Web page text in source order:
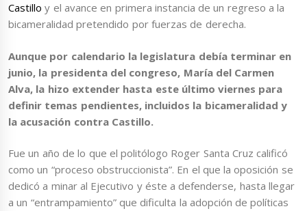
Castillo y el avance en primera instancia de un regreso a la
bicameralidad pretendido por fuerzas de derecha.
Aunque por calendario la legislatura debía terminar en
junio, la presidenta del congreso, María del Carmen
Alva, la hizo extender hasta este último viernes para
definir temas pendientes, incluidos la bicameralidad y
la acusación contra Castillo.
Fue un año de lo que el politólogo Roger Santa Cruz calificó
como un “proceso obstruccionista”. En el que la oposición se
dedicó a minar al Ejecutivo y éste a defenderse, hasta llegar
a un “entrampamiento” que dificulta la adopción de políticas